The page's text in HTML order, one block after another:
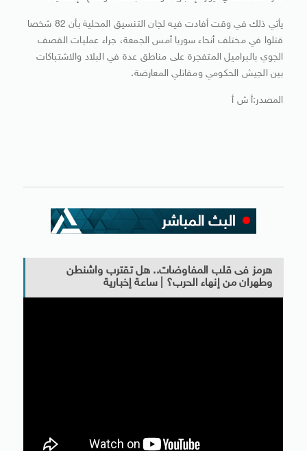
يأتي ذلك في وقت أفادت فيه لجان التنسيق المحلية بأن 82 شخصا
قتلوا في مختلف أنحاء سوريا أمس الجمعة، جراء عمليات القصف
الجوي بالبراميل المتفجرة على مناطق عدة في البلاد والاشتباكات
بين الجيش الحكومي ومقاتلي المعارضة.
المصدر:أ ش أ
هرمز فى قلب المفاوضات.. هل تقترب واشنطن
وطهران من إنهاء الحرب؟ | ساعة إخبارية